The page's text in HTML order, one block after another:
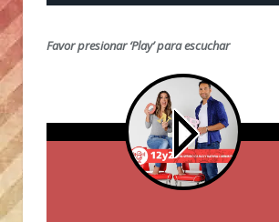
Favor presionar ‘Play’ para escuchar